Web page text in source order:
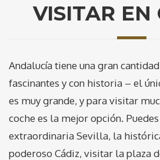
VISITAR EN
Andalucía tiene una gran
fascinantes y con historia – el
es muy grande, y para visitar
coche es la mejor opción.
extraordinaria Sevilla, la
poderoso Cádiz, visitar la plaza